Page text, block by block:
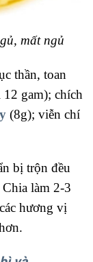
mất ngủ
thần, toan
gam); chích
(8g); viễn chí
bị trộn đều
làm 2-3
hương vị